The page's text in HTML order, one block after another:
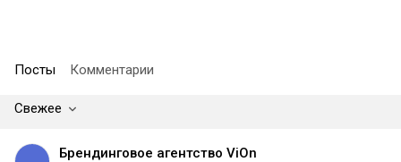
Посты Комментарии
Свежее
Брендинговое агентство ViOn